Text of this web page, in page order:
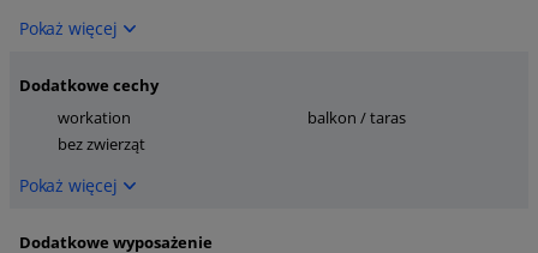
Pokaż więcej
Dodatkowe cechy
workation
balkon / taras
bez zwierząt
Pokaż więcej
Dodatkowe wyposażenie